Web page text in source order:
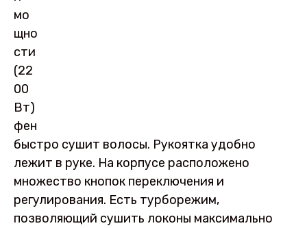
мо
щно
сти
(22
00
Вт)
фен
быстро сушит волосы. Рукоятка удобно
лежит в руке. На корпусе расположено
множество кнопок переключения и
регулирования. Есть турборежим,
позволяющий сушить локоны максимально